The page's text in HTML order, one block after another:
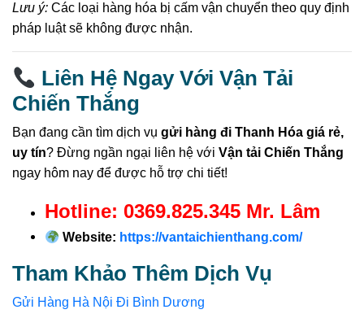
Lưu ý: Các loại hàng hóa bị cấm vận chuyển theo quy định
pháp luật sẽ không được nhận.
Liên Hệ Ngay Với Vận Tải
Chiến Thắng
Bạn đang cần tìm dịch vụ gửi hàng đi Thanh Hóa giá rẻ,
uy tín? Đừng ngần ngại liên hệ với Vận tải Chiến Thắng
ngay hôm nay để được hỗ trợ chi tiết!
Hotline: 0369.825.345 Mr. Lâm
Website: https://vantaichienthang.com/
Tham Khảo Thêm Dịch Vụ
Gửi Hàng Hà Nội Đi Bình Dương